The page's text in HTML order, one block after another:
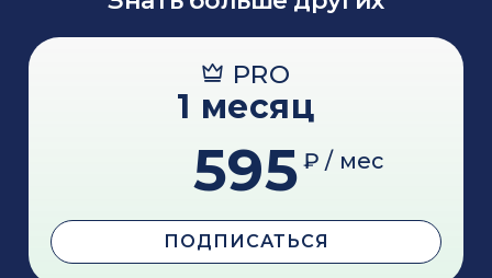
PRO
1 месяц
595 ₽ / мес
ПОДПИСАТЬСЯ